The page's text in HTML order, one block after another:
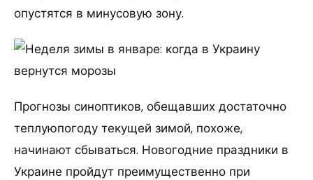
опустятся в минусовую зону.
Прогнозы синоптиков, обещавших достаточно
теплуюпогоду текущей зимой, похоже,
начинают сбываться. Новогодние праздники в
Украине пройдут преимущественно при